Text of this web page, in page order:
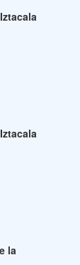
la